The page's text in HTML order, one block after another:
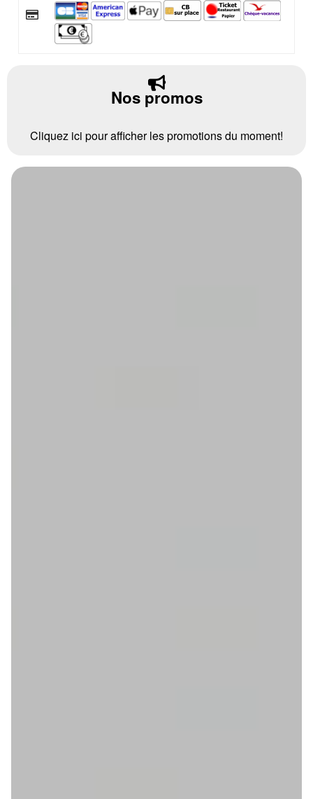
Nos promos
Cliquez ici pour afficher les promotions du moment!